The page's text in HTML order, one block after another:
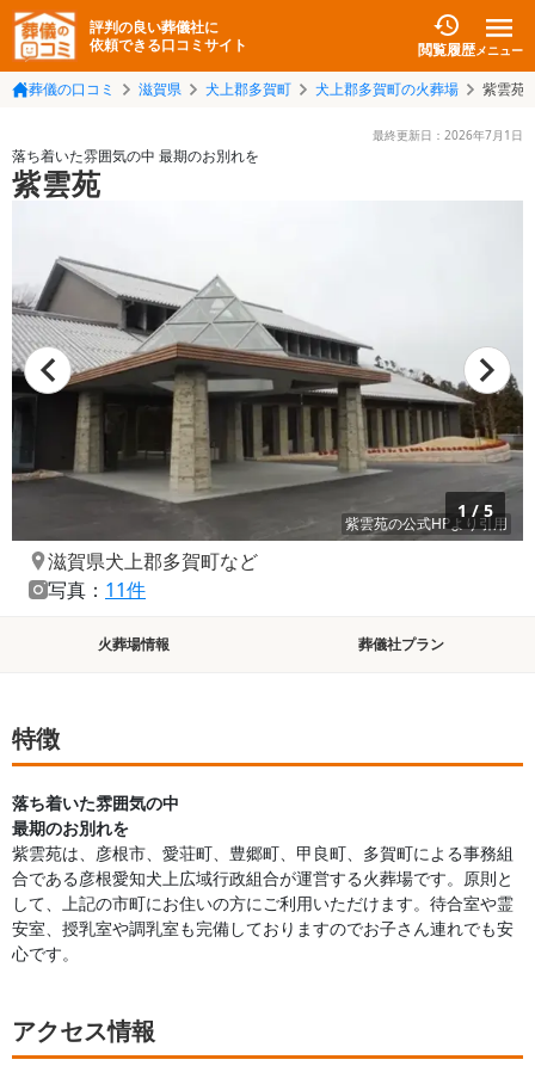
評判の良い葬儀社に
依頼できる口コミサイト
閲覧履歴メニュー
葬儀の口コミ 滋賀県 犬上郡多賀町 犬上郡多賀町の火葬場 紫雲苑
最終更新日： 2026年7月1日
落ち着いた雰囲気の中 最期のお別れを
紫雲苑
紫雲苑の公式HPより引用
1 / 5
滋賀県犬上郡多賀町など
写真： 11件
火葬場情報 葬儀社プラン
特徴
落ち着いた雰囲気の中
最期のお別れを
紫雲苑は、彦根市、愛荘町、豊郷町、甲良町、多賀町による事務組
合である彦根愛知犬上広域行政組合が運営する火葬場です。原則と
して、上記の市町にお住いの方にご利用いただけます。待合室や霊
安室、授乳室や調乳室も完備しておりますのでお子さん連れでも安
心です。
アクセス情報